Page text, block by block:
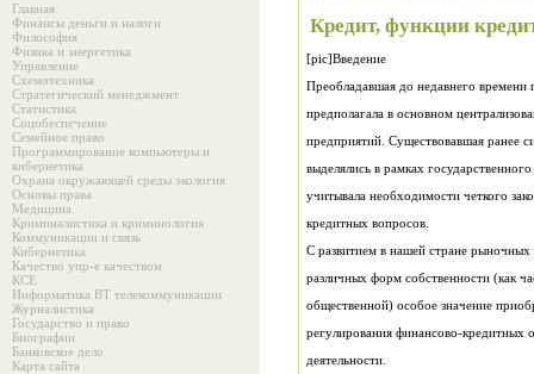
Главная
Финансы деньги и налоги
Философия
Физика и энергетика
Управление
Схемотехника
Стратегический менеджмент
Статистика
Соцобеспечение
Семейное право
Программирование компьютеры и
кибернетика
Охрана окружающей среды экология
Основы права
Медицина
Криминалистика и криминология
Коммуникации и связь
Кибернетика
Качество упр-е качеством
КСЕ
Информатика ВТ телекоммуникации
Журналистика
Государство и право
Биографии
Банковское дело
Карта сайта
Кредит, функции
[pic]Введение
Преобладавшая до недавнего времени
кредитных вопросов.
деятельности.